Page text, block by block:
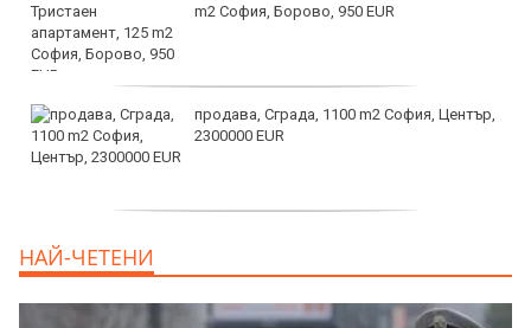
m2 София, Борово, 950 EUR
продава, Сграда, 1100 m2 София, Център,
2300000 EUR
НАЙ-ЧЕТЕНИ